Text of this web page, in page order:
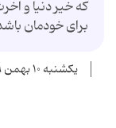
که خیر دنیا و
برای خودمان
یکشنبه ۱۰ بهمن ۱۳۸۹ - ۰۰:۰۰